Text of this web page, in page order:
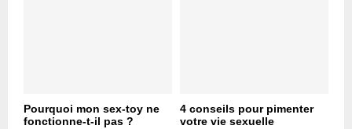
Pourquoi mon sex-toy ne
fonctionne-t-il pas ?
4 conseils pour pimenter
votre vie sexuelle